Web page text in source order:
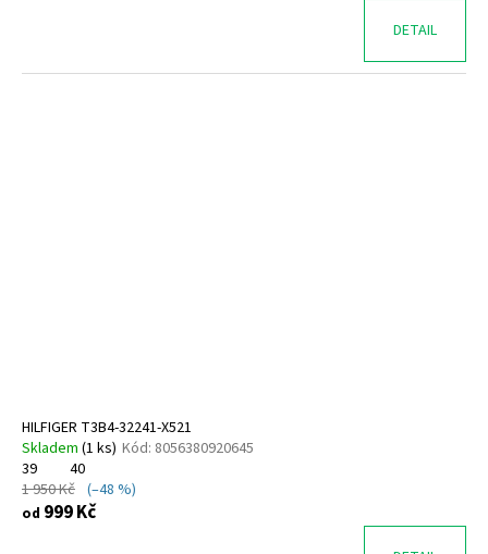
DETAIL
HILFIGER T3B4-32241-X521
Skladem (1 ks) Kód: 8056380920645
39
40
1 950 Kč (–48 %)
od 999 Kč